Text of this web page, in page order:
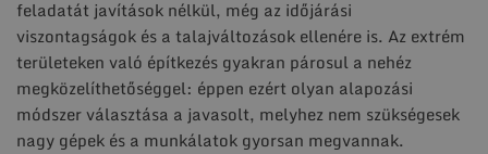
feladatát javítások nélkül, még az időjárási
viszontagságok és a talajváltozások ellenére is. Az extrém
területeken való építkezés gyakran párosul a nehéz
megközelíthetőséggel: éppen ezért olyan alapozási
módszer választása a javasolt, melyhez nem szükségesek
nagy gépek és a munkálatok gyorsan megvannak.